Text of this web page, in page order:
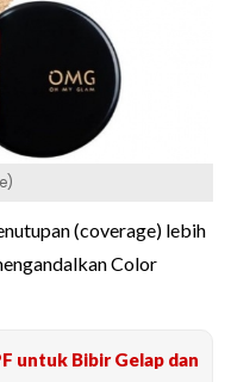
(coverage) lebih
Color
untuk Bibir Gelap dan